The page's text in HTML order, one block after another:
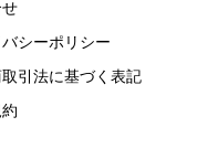
シーポリシー
引法に基づく表記